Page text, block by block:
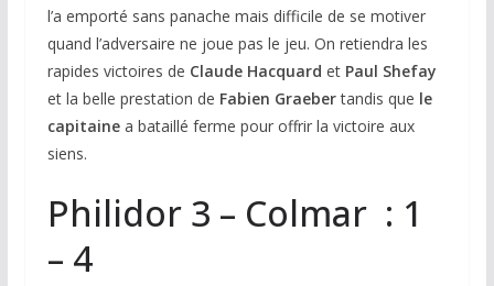
l’a emporté sans panache mais difficile de se motiver
quand l’adversaire ne joue pas le jeu. On retiendra les
rapides victoires de Claude Hacquard etPaul Shefay
et la belle prestation de Fabien Graebertandis que le
capitainea bataillé ferme pour offrir la victoire aux
siens.
Philidor 3 – Colmar : 1
– 4